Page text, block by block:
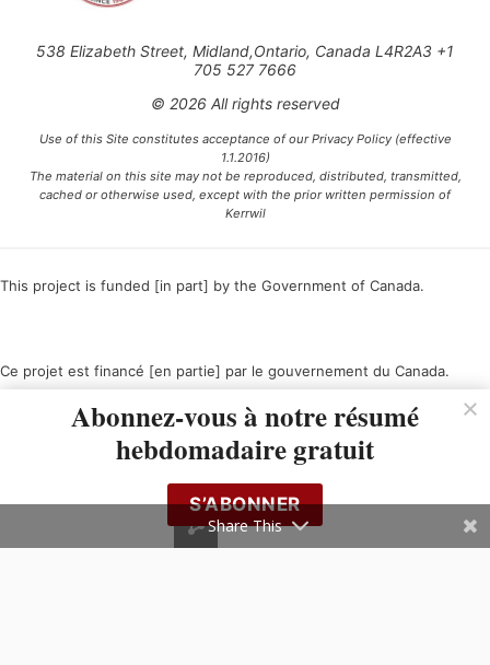
538 Elizabeth Street, Midland,Ontario, Canada L4R2A3 +1
705 527 7666
© 2026 All rights reserved
Use of this Site constitutes acceptance of our Privacy Policy (effective
1.1.2016)
The material on this site may not be reproduced, distributed, transmitted,
cached or otherwise used, except with the prior written permission of
Kerrwil
This project is funded [in part] by the Government of Canada.
Ce projet est financé [en partie] par le gouvernement du Canada.
Abonnez-vous à notre résumé
hebdomadaire gratuit
S’ABONNER
Share This